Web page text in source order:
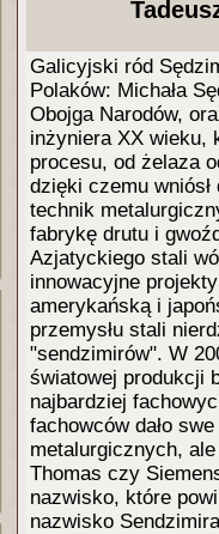
Galicyjski ród
Polaków: Michała
Obojga Narodów,
inżyniera XX wieku,
procesu, od żelaza
dzięki czemu
technik
fabrykę drutu i
Azjatyckiego stali
innowacyjne
amerykańską i
przemysłu stali
"sendzimirów". W
światowej produkcji
najbardziej
fachowców dało
metalurgicznych,
Thomas czy
nazwisko, które
nazwisko